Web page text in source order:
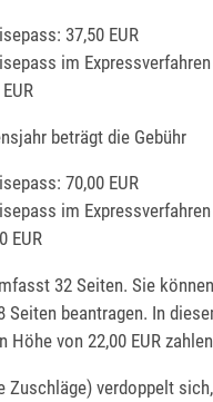
37,50 EUR
im Expressverfahren
beträgt die Gebühr
70,00 EUR
im Expressverfahren
EUR
32 Seiten. Sie
Seiten beantragen. In
Höhe von 22,00 EUR
Zuschläge) verdoppelt